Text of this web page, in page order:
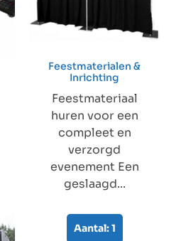
Feestmaterialen &
Inrichting
Feestmateriaal
huren voor een
compleet en
verzorgd
evenement Een
geslaagd...
Aantal: 1